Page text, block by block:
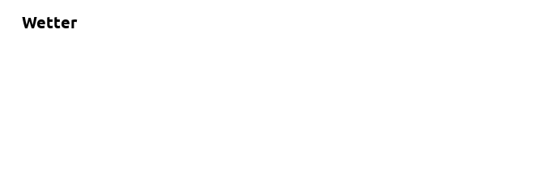
Wetter